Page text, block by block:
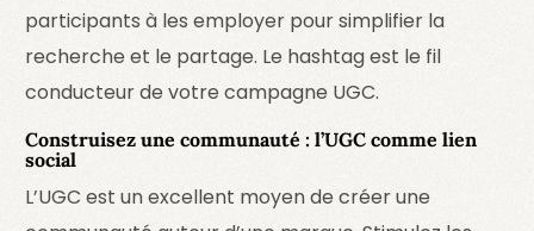
participants à les employer pour simplifier la
recherche et le partage. Le hashtag est le fil
conducteur de votre campagne UGC.
Construisez une communauté : l’UGC comme lien
social
L’UGC est un excellent moyen de créer une